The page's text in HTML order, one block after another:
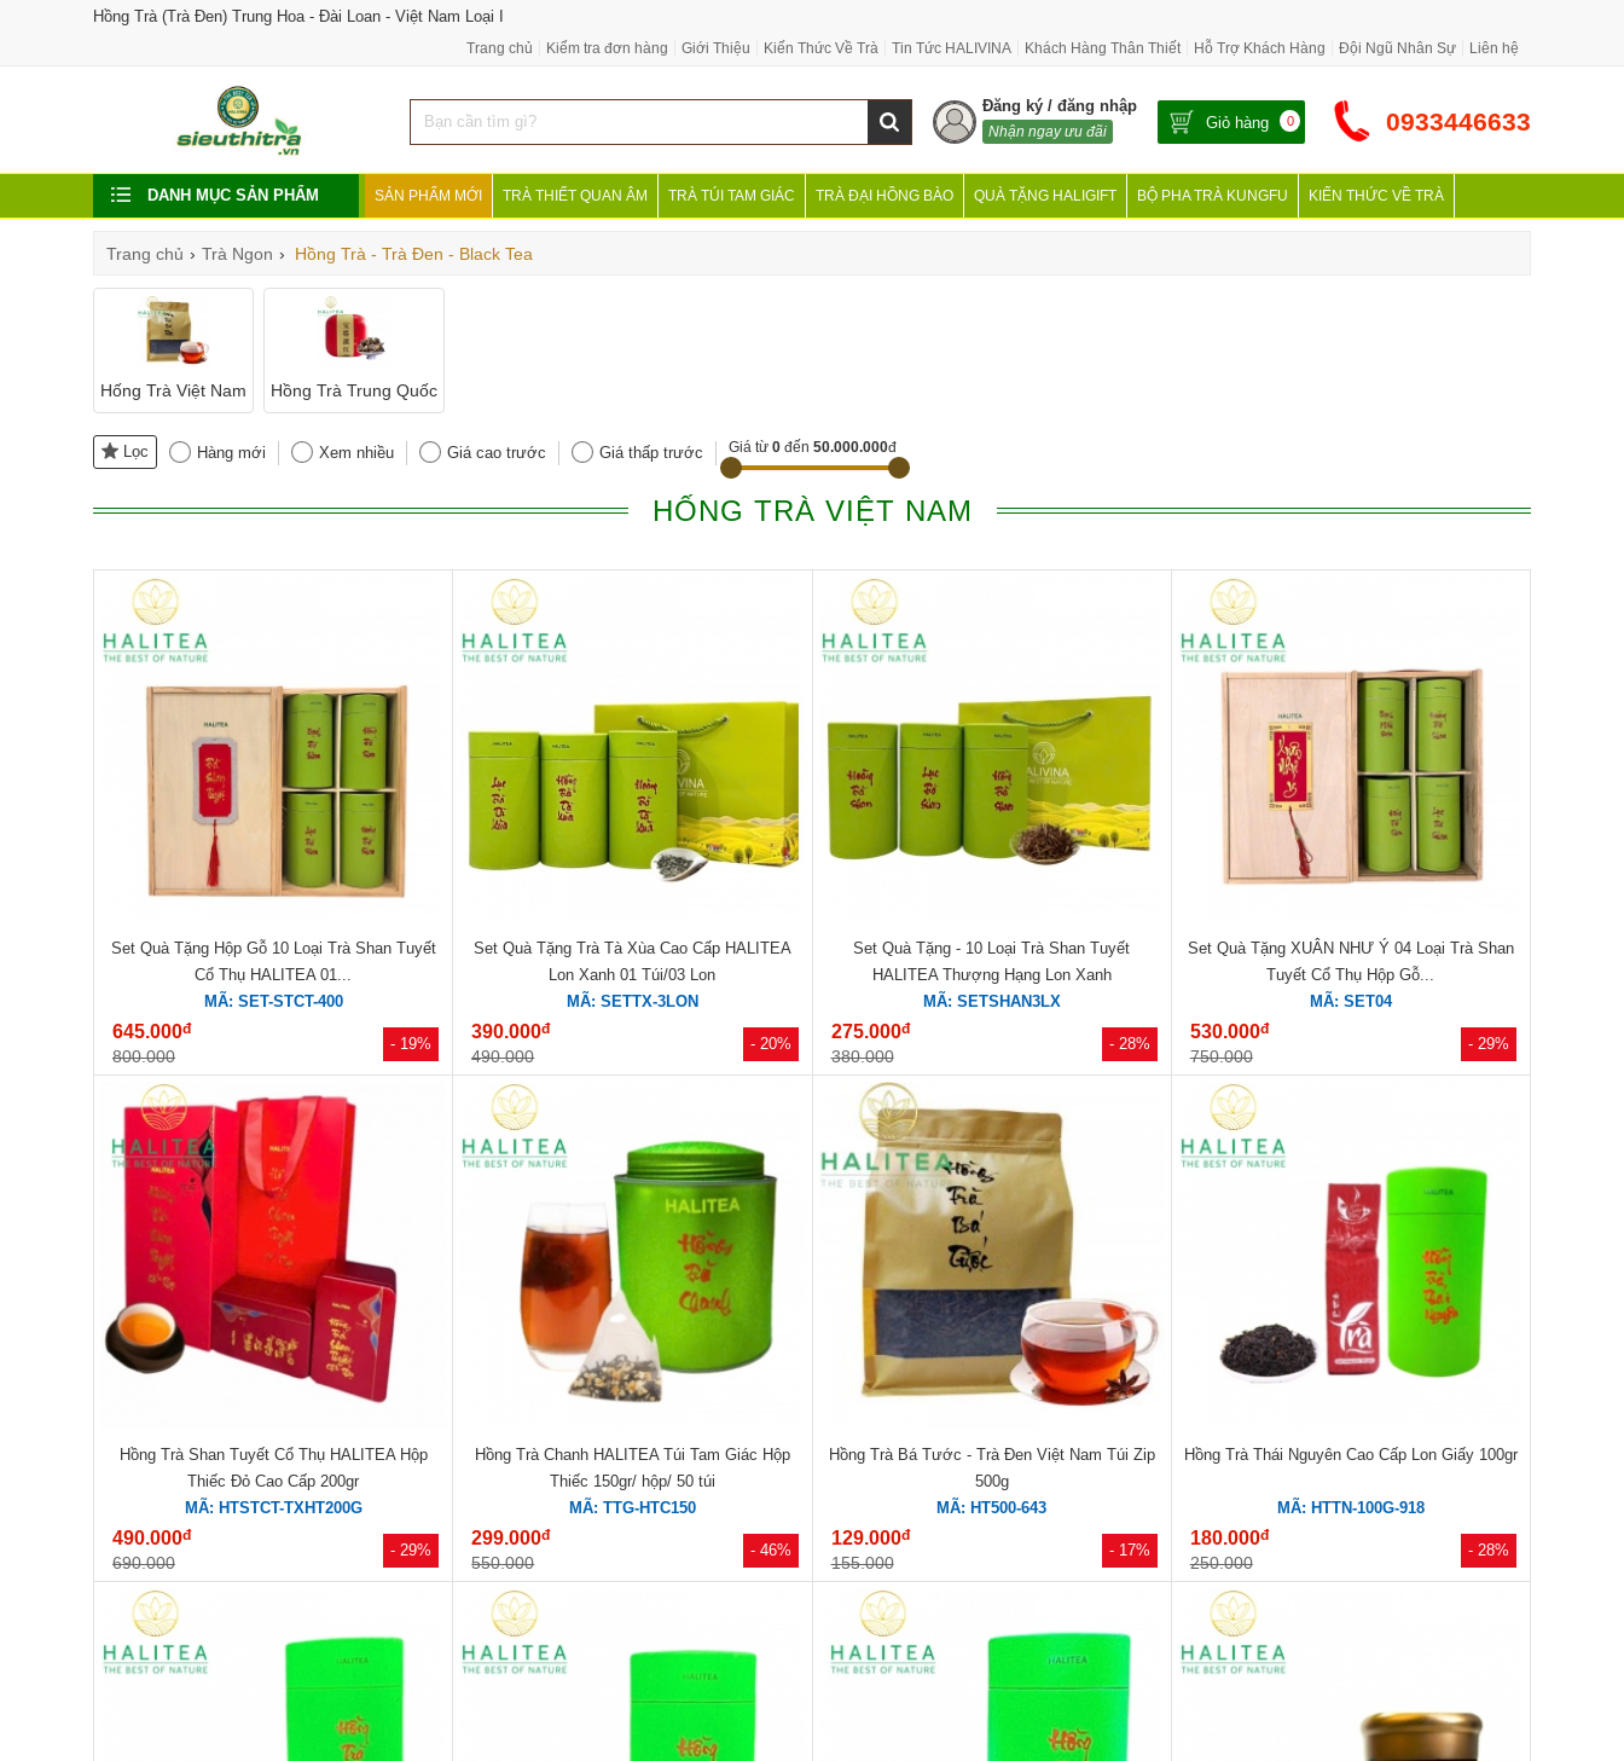
Hồng Trà (Trà Đen) Trung Hoa - Đài Loan - Việt Nam Loại I
Trang chủ Kiểm tra đơn hàng Giới Thiệu Kiến Thức Về Trà Tin Tức HALIVINA Khách Hàng Thân Thiết Hỗ Trợ Khách Hàng Đội Ngũ Nhân Sự Liên hệ
Đăng ký / đăng nhập
Nhận ngay ưu đãi Giỏ hàng 0 0933446633
DANH MỤC SẢN PHẨM SẢN PHẨM MỚI TRÀ THIẾT QUAN ÂM TRÀ TÚI TAM GIÁC TRÀ ĐẠI HỒNG BÀO QUÀ TẶNG HALIGIFT BỘ PHA TRÀ KUNGFU KIẾN THỨC VỀ TRÀ
Trang chủ › Trà Ngon › Hồng Trà - Trà Đen - Black Tea
Hống Trà Việt Nam Hồng Trà Trung Quốc
Lọc Hàng mới Xem nhiều Giá cao trước Giá thấp trước Giá từ 0 đến 50.000.000đ
HỐNG TRÀ VIỆT NAM
- 19%
Set Quà Tặng Hộp Gỗ 10 Loại Trà Shan Tuyết
Cổ Thụ HALITEA 01...
MÃ: SET-STCT-400
645.000đ
800.000
- 20%
Set Quà Tặng Trà Tà Xùa Cao Cấp HALITEA
Lon Xanh 01 Túi/03 Lon
MÃ: SETTX-3LON
390.000đ
490.000
- 28%
Set Quà Tặng - 10 Loại Trà Shan Tuyết
HALITEA Thượng Hạng Lon Xanh
MÃ: SETSHAN3LX
275.000đ
380.000
- 29%
Set Quà Tặng XUÂN NHƯ Ý 04 Loại Trà Shan
Tuyết Cổ Thụ Hộp Gỗ...
MÃ: SET04
530.000đ
750.000
- 29%
Hồng Trà Shan Tuyết Cổ Thụ HALITEA Hộp
Thiếc Đỏ Cao Cấp 200gr
MÃ: HTSTCT-TXHT200G
490.000đ
690.000
- 46%
Hồng Trà Chanh HALITEA Túi Tam Giác Hộp
Thiếc 150gr/ hộp/ 50 túi
MÃ: TTG-HTC150
299.000đ
550.000
- 17%
Hồng Trà Bá Tước - Trà Đen Việt Nam Túi Zip
500g
MÃ: HT500-643
129.000đ
155.000
- 28%
Hồng Trà Thái Nguyên Cao Cấp Lon Giấy 100gr
MÃ: HTTN-100G-918
180.000đ
250.000